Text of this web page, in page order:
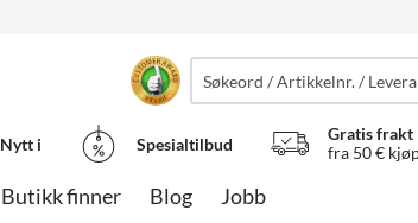
Nytt i Spesialtilbud
Gratis frakt
fra 50 €
Butikk finner Blog Jobb